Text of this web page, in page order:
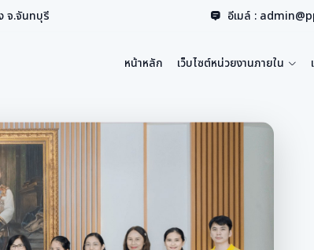
จ.จันทบุรี อีเมล์ :
หน้าหลัก เว็บไซต์หน่วยงานภายใน